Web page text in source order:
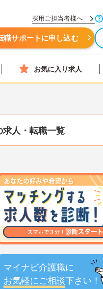
採用ご担当者様へ
職サポートに申し込む
お気に入り求人
人・転職一覧
マイナビ介護職に
お気軽にご相談下さい！